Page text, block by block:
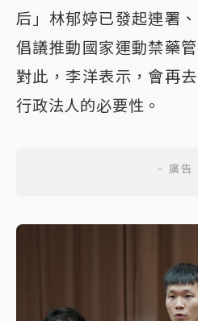
后」林郁婷已發起連署
倡議推動國家運動禁藥
對此，李洋表示，會再
行政法人的必要性。